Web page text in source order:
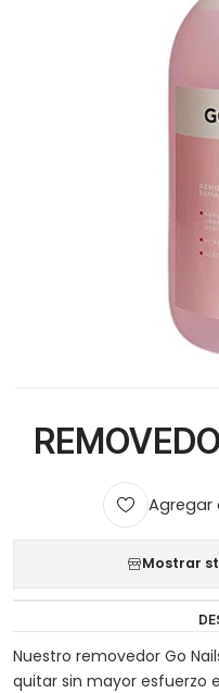
Agregar
Mostrar
Nuestro removedor Go
quitar sin mayor esfuerzo